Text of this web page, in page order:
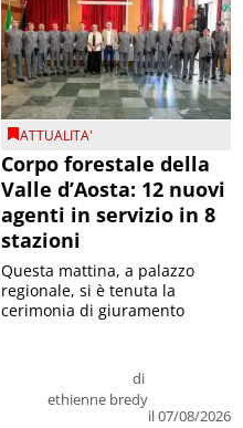
ATTUALITA'
Corpo forestale della
Valle d’Aosta: 12 nuovi
agenti in servizio in 8
stazioni
di
ethienne bredy
il 07/08/2026
Questa mattina, a palazzo
regionale, si è tenuta la
cerimonia di giuramento